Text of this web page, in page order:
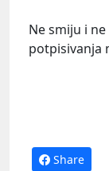
Ne smiju i
potpisivanja
Share